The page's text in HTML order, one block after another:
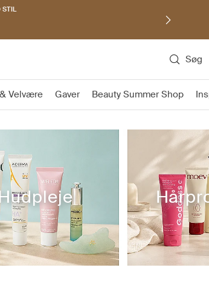
Søg
Velvære Gaver Beauty Summer Shop